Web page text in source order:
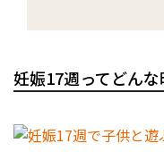
妊娠17週ってどんな